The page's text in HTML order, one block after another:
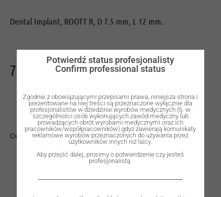
Dental Implant, ROOTT R, D 7.5 mm, L 12 mm.
730,00 zł
Out of stock
Potwierdź status profesjonalisty
Confirm professional status
Zgodnie z obowiązującymi przepisami prawa, niniejsza strona i
prezentowane na niej treści są przeznaczone wyłącznie dla
profesjonalistów w dziedzinie wyrobów medycznych (tj. w
szczególności osób wykonujących zawód medyczny lub
prowadzących obrót wyrobami medycznymi oraz ich
pracowników/współpracowników) gdyż zawierają komunikaty
reklamowe wyrobów przeznaczonych do używania przez
użytkowników innych niż laicy.
Aby przejść dalej, prosimy o potwierdzenie czy jesteś
profesjonalistą.